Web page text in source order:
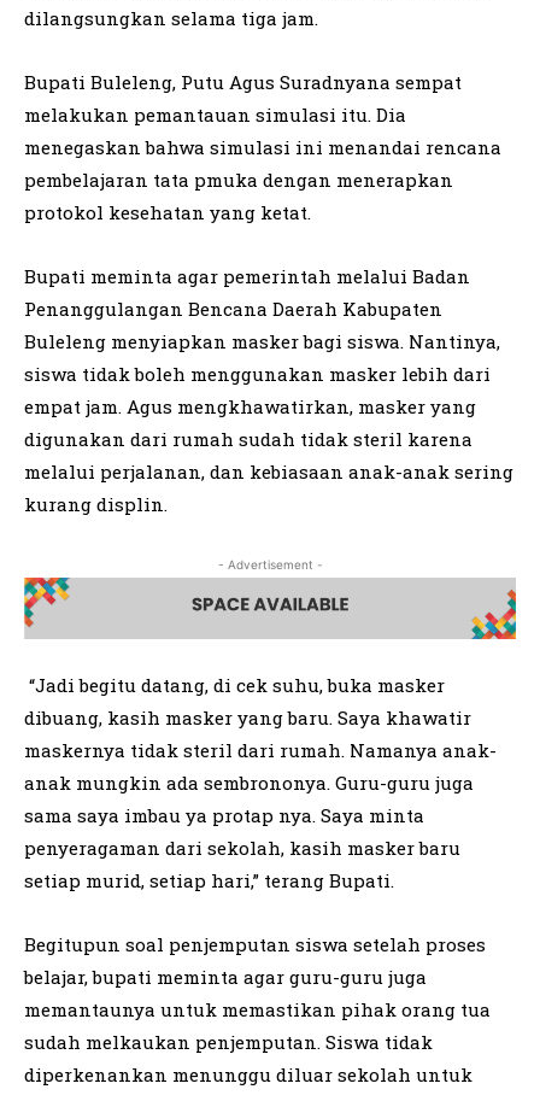
dilangsungkan selama tiga jam.
Bupati Buleleng, Putu Agus Suradnyana sempat
melakukan pemantauan simulasi itu. Dia
menegaskan bahwa simulasi ini menandai rencana
pembelajaran tata pmuka dengan menerapkan
protokol kesehatan yang ketat.
Bupati meminta agar pemerintah melalui Badan
Penanggulangan Bencana Daerah Kabupaten
Buleleng menyiapkan masker bagi siswa. Nantinya,
siswa tidak boleh menggunakan masker lebih dari
empat jam. Agus mengkhawatirkan, masker yang
digunakan dari rumah sudah tidak steril karena
melalui perjalanan, dan kebiasaan anak-anak sering
kurang displin.
- Advertisement -
“Jadi begitu datang, di cek suhu, buka masker
dibuang, kasih masker yang baru. Saya khawatir
maskernya tidak steril dari rumah. Namanya anak-
anak mungkin ada sembrononya. Guru-guru juga
sama saya imbau ya protap nya. Saya minta
penyeragaman dari sekolah, kasih masker baru
setiap murid, setiap hari,” terang Bupati.
Begitupun soal penjemputan siswa setelah proses
belajar, bupati meminta agar guru-guru juga
memantaunya untuk memastikan pihak orang tua
sudah melkaukan penjemputan. Siswa tidak
diperkenankan menunggu diluar sekolah untuk